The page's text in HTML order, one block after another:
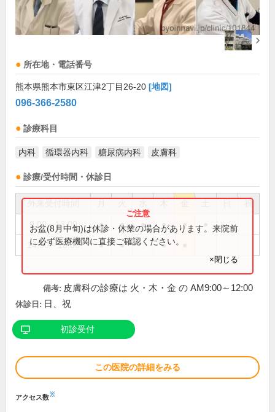
所在地・電話番号
熊本県熊本市東区江津2丁目26-20 [地図]
096-366-2580
診療科目
内科 循環器内科 糖尿病内科 皮膚科
診療/受付時間・休診日
祝
9:00～13:00 ● ● ● ● ●
14:00～18:00 ● ● ●
お盆(8月中旬)は休診・休業の場合があります。来院前
に必ず医療機関に直接ご確認ください。
×閉じる
備考: 皮膚科の診療は 火・木・金 の AM9:00～12:00
休診日: 日、祝
初診受付
この医院の詳細をみる
アクセス数※